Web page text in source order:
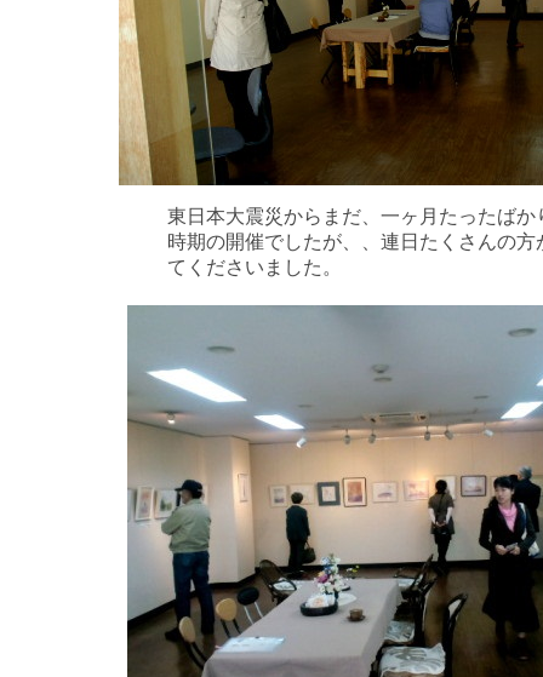
東日本大震災からまだ、一ヶ月たったばか
時期の開催でしたが、、連日たくさんの方
てくださいました。